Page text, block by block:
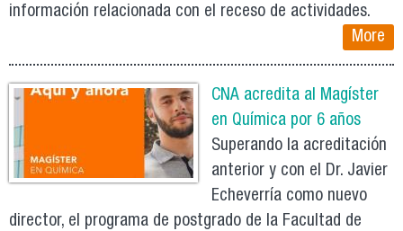
información relacionada con el receso de actividades.
More
CNA acredita al Magíster
en Química por 6 años
Superando la acreditación
anterior y con el Dr. Javier
Echeverría como nuevo
director, el programa de postgrado de la Facultad de